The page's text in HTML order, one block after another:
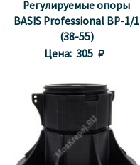
Регулируемые опоры
BASIS Professional BP-1/1
(38-55)
Цена: 305 